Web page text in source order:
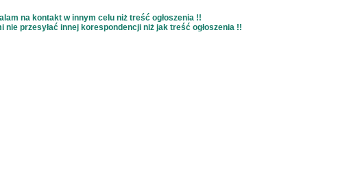
na kontakt w innym celu niż treść ogłoszenia !!
nie przesyłać innej korespondencji niż jak treść ogłoszenia !!